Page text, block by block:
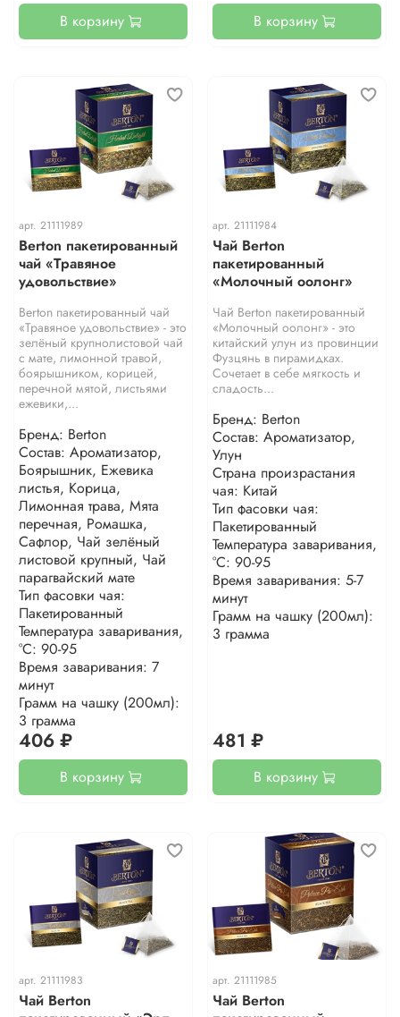
В корзину В корзину
арт. 21111989
Berton пакетированный
чай «Травяное
удовольствие»
Berton пакетированный чай
«Травяное удовольствие» - это
зелёный крупнолистовой чай
с мате, лимонной травой,
боярышником, корицей,
перечной мятой, листьями
ежевики,...
Бренд: Berton
Состав: Ароматизатор,
Боярышник, Ежевика
листья, Корица,
Лимонная трава, Мята
перечная, Ромашка,
Сафлор, Чай зелёный
листовой крупный, Чай
парагвайский мате
Тип фасовки чая:
Пакетированный
Температура заваривания,
°С: 90-95
Время заваривания: 7
минут
Грамм на чашку (200мл):
3 грамма
406 ₽
В корзину
арт. 21111984
Чай Berton
пакетированный
«Молочный оолонг»
Чай Berton пакетированный
«Молочный оолонг» - это
китайский улун из провинции
Фузцянь в пирамидках.
Сочетает в себе мягкость и
сладость...
Бренд: Berton
Состав: Ароматизатор,
Улун
Страна произрастания
чая: Китай
Тип фасовки чая:
Пакетированный
Температура заваривания,
°С: 90-95
Время заваривания: 5-7
минут
Грамм на чашку (200мл):
3 грамма
481 ₽
В корзину
арт. 21111983
Чай Berton
арт. 21111985
Чай Berton